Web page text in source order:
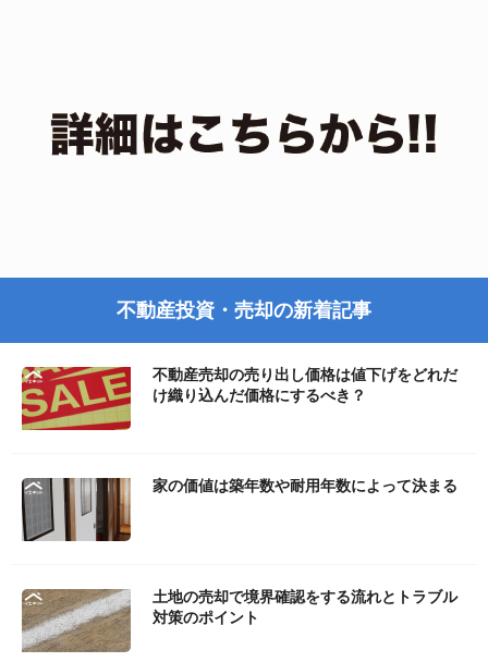
不動産投資・売却の新着記事
不動産売却の売り出し価格は値下げをどれだ
け織り込んだ価格にするべき？
家の価値は築年数や耐用年数によって決まる
土地の売却で境界確認をする流れとトラブル
対策のポイント